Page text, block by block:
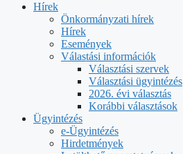
Hírek
Önkormányzati hírek
Hírek
Események
Válastási információk
Választási szervek
Választási ügyintézés
2026. évi választás
Korábbi választások
Ügyintézés
e-Ügyintézés
Hirdetmények